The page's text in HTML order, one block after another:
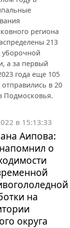
региона
213
а за первый
года еще 105
в 20
Подмосковья.
в 15:13:33
Аипова:
о
на
округа